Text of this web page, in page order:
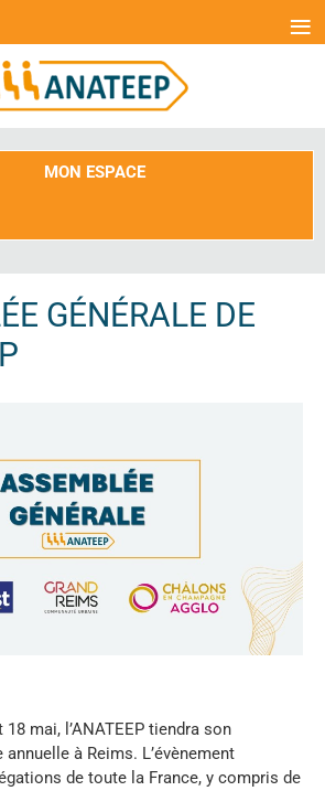
MON ESPACE
GÉNÉRALE DE
mai, l’ANATEEP tiendra son
à Reims. L’évènement
de toute la France, y compris de
≡